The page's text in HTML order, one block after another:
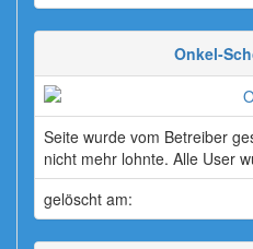
Onkel-
Seite wurde vom Betreiber
nicht mehr lohnte. Alle User
gelöscht am: